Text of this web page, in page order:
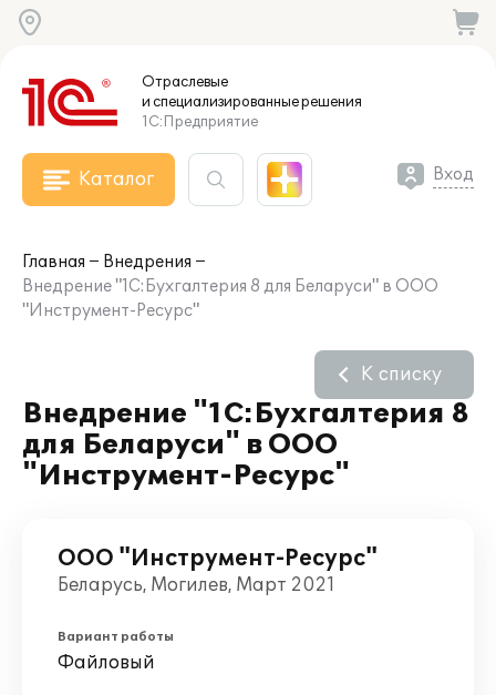
Отраслевые
и специализированныерешения
1С:Предприятие
Каталог Вход
Главная
Внедрения
Внедрение "1С:Бухгалтерия 8 для Беларуси" в ООО
"Инструмент-Ресурс"
Внедрение "1С:Бухгалтерия 8
для Беларуси" в ООО
"Инструмент-Ресурс"
К списку
ООО "Инструмент-Ресурс"
Беларусь, Могилев, Март 2021
Вариант работы
Файловый